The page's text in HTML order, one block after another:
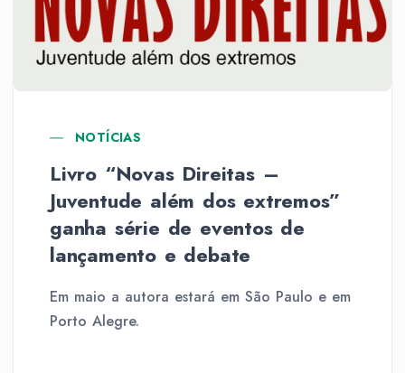
NOTÍCIAS
Livro “Novas Direitas –
Juventude além dos extremos”
ganha série de eventos de
lançamento e debate
Em maio a autora estará em São Paulo e em
Porto Alegre.